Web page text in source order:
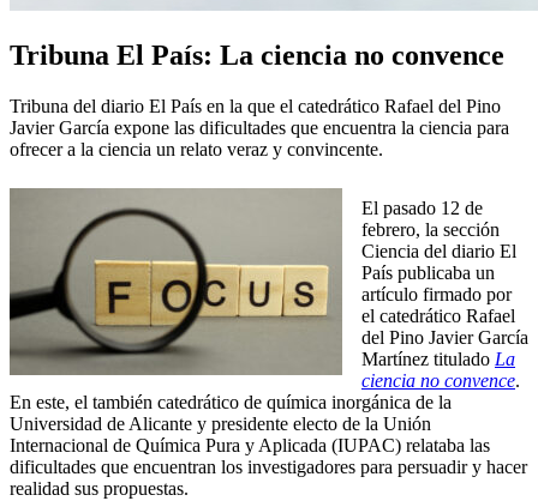
Tribuna El País: La ciencia no convence
Tribuna del diario El País en la que el catedrático Rafael del Pino
Javier García expone las dificultades que encuentra la ciencia para
ofrecer a la ciencia un relato veraz y convincente.
El pasado 12 de
febrero, la sección
Ciencia del diario El
País publicaba un
artículo firmado por
el catedrático Rafael
del Pino Javier García
Martínez titulado La
ciencia no convence.
En este, el también catedrático de química inorgánica de la
Universidad de Alicante y presidente electo de la Unión
Internacional de Química Pura y Aplicada (IUPAC) relataba las
dificultades que encuentran los investigadores para persuadir y hacer
realidad sus propuestas.